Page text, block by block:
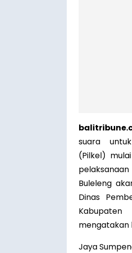
suara
(Pilkel)
Buleleng
Dinas
Kabupaten
mengatakan
Jaya